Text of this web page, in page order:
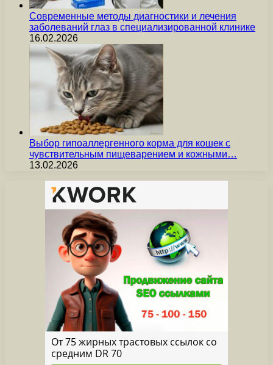
Современные методы диагностики и лечения
заболеваний глаз в специализированной клинике
16.02.2026
Выбор гипоаллергенного корма для кошек с
чувствительным пищеварением и кожными…
13.02.2026